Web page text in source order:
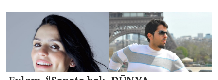
Doğu Oba Özkan,
işinde önemli bir
iddia ortaya attı